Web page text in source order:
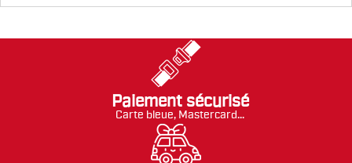
Paiement sécurisé
Carte bleue, Mastercard...